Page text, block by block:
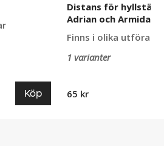
Köp
Distans för hyllställ
Adrian och Armida
Finns i olika
1 varianter
65 kr